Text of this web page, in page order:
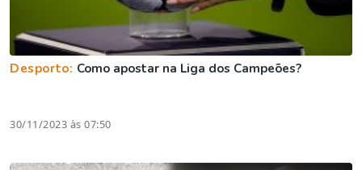
Desporto: Como apostar na Liga dos Campeões?
30/11/2023 às 07:50